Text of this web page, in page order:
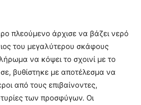
πλεούμενο άρχισε να βάζει νερό
του μεγαλύτερου σκάφους
να κόψει το σχοινί με το
βυθίστηκε με αποτέλεσμα να
από τους επιβαίνοντες,
των προσφύγων. Οι